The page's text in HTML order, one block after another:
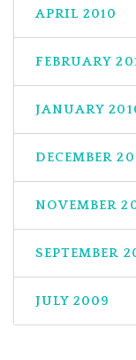
APRIL 2010
FEBRUARY
JANUARY
DECEMBER
NOVEMBER
SEPTEMBER
JULY 2009